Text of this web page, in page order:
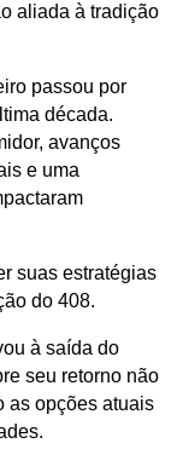
aliada à tradição
passou por
década.
avanços
e uma
suas estratégias
do 408.
à saída do
seu retorno não
as opções atuais